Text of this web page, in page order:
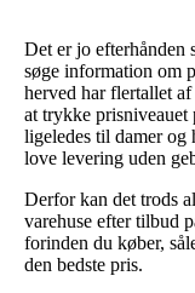
Det er jo efterhånden
søge information om
herved har flertallet
at trykke prisniveauet
ligeledes til damer og
love levering uden
Derfor kan det trods
varehuse efter tilbud
forinden du køber,
den bedste pris.